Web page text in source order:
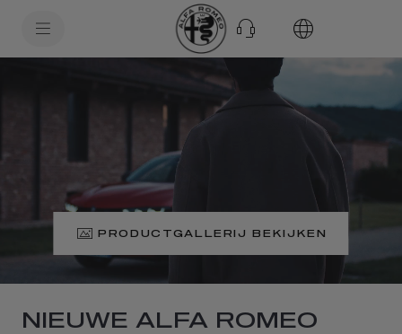
PRODUCTGALLERIJ BEKIJKEN
NIEUWE ALFA ROMEO
TONALE PHEV